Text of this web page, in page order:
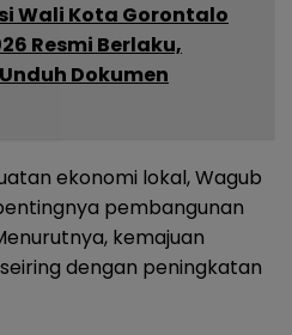
Wali Kota Gorontalo
Resmi Berlaku,
Dokumen
ekonomi lokal, Wagub
pembangunan
kemajuan
dengan peningkatan